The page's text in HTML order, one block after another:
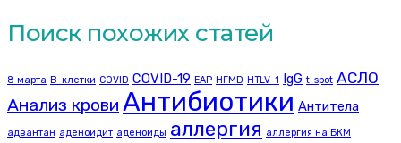
Поиск похожих статей
8 марта B-клетки COVID COVID-19 EAP HFMD HTLV-1 IgG t-spot АСЛО
Анализ крови Антибиотики Антитела
адвантан аденоидит аденоиды аллергия аллергия на БКМ